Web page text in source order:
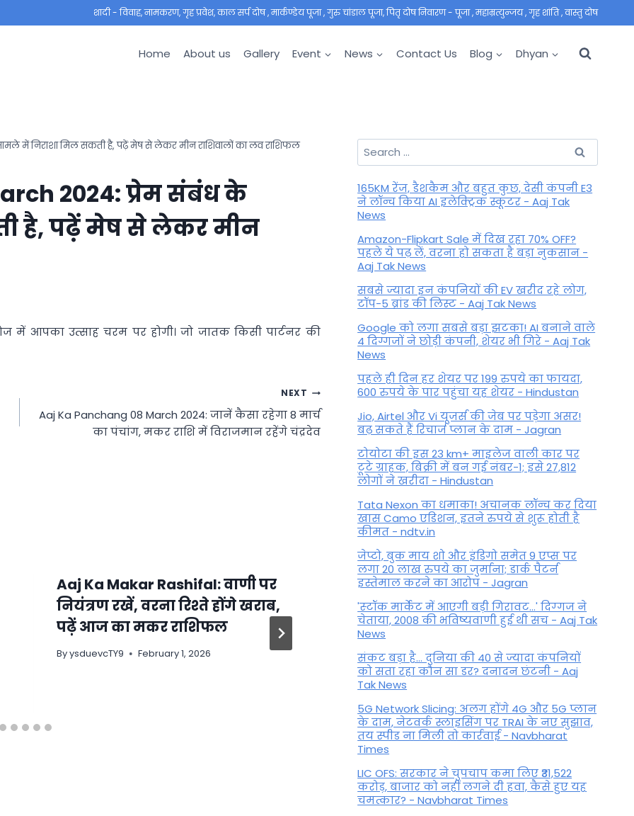
शादी - विवाह, नामकरण, गृह प्रवेश, काल सर्प दोष , मार्कण्डेय पूजा , गुरु चांडाल पूजा, पितृ दोष निवारण - पूजा , महाम्रत्युन्जय , गृह शांति , वास्तु दोष
Home About us Gallery Event News Contact Us Blog Dhyan
में निराशा मिल सकती है, पढ़ें मेष से लेकर मीन राशिवालों का लव राशिफल
2024: प्रेम संबंध के
है, पढ़ें मेष से लेकर मीन
में आपका उत्साह चरम पर होगी। जो जातक किसी पार्टनर की
NEXT
Aaj Ka Panchang 08 March 2024: जानें कैसा रहेगा 8 मार्च
का पंचांग, मकर राशि में विराजमान रहेंगे चंद्रदेव
Aaj Ka Makar Rashifal: वाणी पर
नियंत्रण रखें, वरना रिश्ते होंगे खराब,
पढ़ें आज का मकर राशिफल
ByysduevcTY9 February 1, 2026
Aaj Ka Rashifal: मकर को
मिलेगा प्यार, कन्या को होगा
धनलाभ, जानें बाकी राशियों का
हाल
By October 10, 2025
Search
for:
165KM रेंज, डैशकैम और बहुत कुछ, देसी कंपनी E3
ने लॉन्च किया AI इलेक्ट्रिक स्कूटर - Aaj Tak
News
Amazon-Flipkart Sale में दिख रहा 70% OFF?
पहले ये पढ़ लें, वरना हो सकता है बड़ा नुकसान -
Aaj Tak News
सबसे ज्यादा इन कंपनियों की EV खरीद रहे लोग,
टॉप-5 ब्रांड की लिस्ट - Aaj Tak News
Google को लगा सबसे बड़ा झटका! AI बनाने वाले
4 दिग्गजों ने छोड़ी कंपनी, शेयर भी गिरे - Aaj Tak
News
पहले ही दिन हर शेयर पर 199 रुपये का फायदा,
600 रुपये के पार पहुंचा यह शेयर - Hindustan
Jio, Airtel और Vi यूजर्स की जेब पर पड़ेगा असर!
बढ़ सकते हैं रिचार्ज प्लान के दाम - Jagran
टोयोटा की इस 23 km+ माइलेज वाली कार पर
टूटे ग्राहक, बिक्री में बन गई नंबर-1; इसे 27,812
लोगों ने खरीदा - Hindustan
Tata Nexon का धमाका! अचानक लॉन्च कर दिया
खास Camo एडिशन, इतने रुपये से शुरू होती है
कीमत - ndtv.in
जेप्टो, बुक माय शो और इंडिगो समेत 9 एप्स पर
लगा 20 लाख रुपये का जुर्माना; डार्क पैटर्न
इस्तेमाल करने का आरोप - Jagran
'स्‍टॉक मार्केट में आएगी बड़ी गिरावट...' दिग्‍गज ने
चेताया, 2008 की भविष्यवाणी हुई थी सच - Aaj Tak
News
संकट बड़ा है... दुनिया की 40 से ज्यादा कंपनियों
को सता रहा कौन सा डर? दनादन छंटनी - Aaj
Tak News
5G Network Slicing: अलग होंगे 4G और 5G प्लान
के दाम, नेटवर्क स्लाइसिंग पर TRAI के नए सुझाव,
तय स्पीड ना मिली तो कार्रवाई - Navbharat
Times
LIC OFS: सरकार ने चुपचाप कमा लिए ₹31,522
करोड़, बाजार को नहीं लगने दी हवा, कैसे हुए यह
चमत्कार? - Navbharat Times